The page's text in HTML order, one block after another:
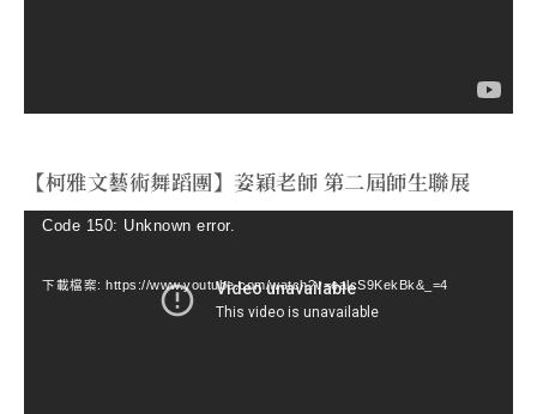
【柯雅文藝術舞蹈團】姿穎老師 第二屆師生聯展
視Code 150: Unknown error.
下載檔案: https://www.youtube.com/watch?v=ealcS9KekBk&_=4